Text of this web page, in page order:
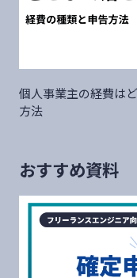
個人事業主の経費は
方法
おすすめ資料